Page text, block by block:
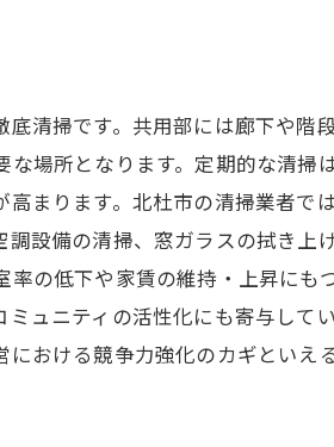
清掃です。共用部には廊下や階
場所となります。定期的な清
まります。北杜市の清掃業者
設備の清掃、窓ガラスの拭き上
の低下や家賃の維持・上昇に
ュニティの活性化にも寄与して
おける競争力強化のカギといえ